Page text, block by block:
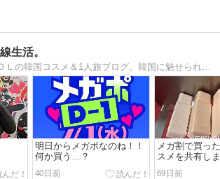
生活。
40代都心在住ＯＬの韓国コスメ＆1人旅ブログ。韓国に魅せられて、コスメや素敵なショップのレポなどを書いてます。
明日からメガポなのね！！
何か買う…？
40日前
メガ割で買っ
スメを共有し
69日前